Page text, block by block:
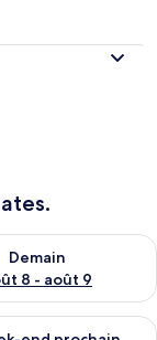
8
Demain
8 - août 9
pour
7 - août 9pour